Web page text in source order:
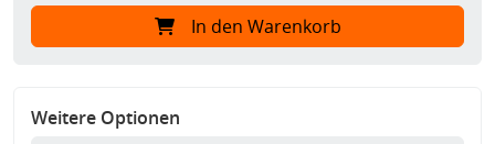
In den Warenkorb
Weitere Optionen